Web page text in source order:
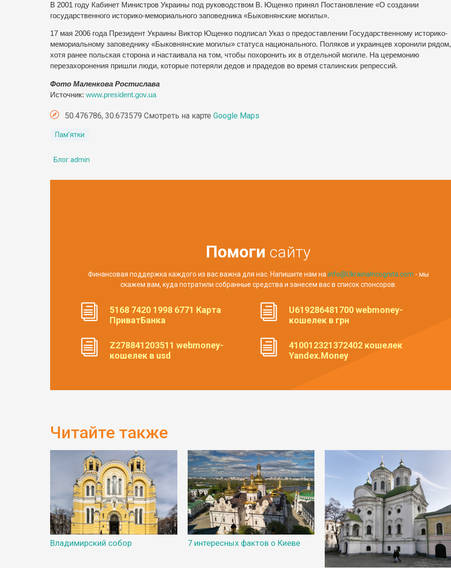
В 2001 году Кабинет Министров Украины под руководством В. Ющенко принял Постановление «О создании
государственного историко-мемориального заповедника «Быковнянские могилы».
17 мая 2006 года Президент Украины Виктор Ющенко подписал Указ о предоставлении Государственному историко-
мемориальному заповеднику «Быковнянские могилы» статуса национального. Поляков и украинцев хоронили рядом,
хотя ранее польская сторона и настаивала на том, чтобы похоронить их в отдельной могиле. На церемонию
перезахоронения пришли люди, которые потеряли дедов и прадедов во время сталинских репрессий.
Фото Маленкова Ростислава
Источник: www.president.gov.ua
50.476786, 30.673579 Смотреть на карте Google Maps
Пам'ятки
Блог admin
Помоги сайту
Финансовая поддержка каждого из вас важна для нас. Напишите нам на info@UkrainaIncognita.com - мы
скажем вам, куда потратили собранные средства и занесем вас в список спонсоров.
5168 7420 1998 6771 Карта
ПриватБанка
U619286481700 webmoney-
кошелек в грн
Z278841203511 webmoney-
кошелек в usd
410012321372402 кошелек
Yandex.Money
Читайте также
Владимирский собор 7 интересных фактов о Киеве